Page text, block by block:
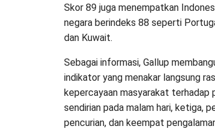
Skor 89 juga menempatkan
negara berindeks 88 seperti
dan Kuwait.
Sebagai informasi, Gallup
indikator yang menakar langsung
kepercayaan masyarakat terhadap
sendirian pada malam hari, ketiga,
pencurian, dan keempat